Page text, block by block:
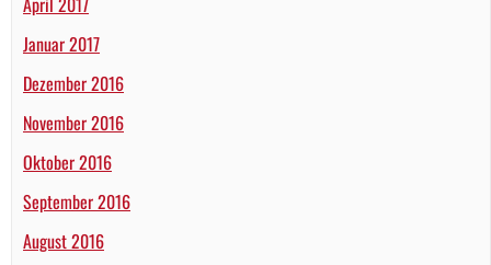
Januar 2017
Dezember 2016
November 2016
Oktober 2016
September 2016
August 2016